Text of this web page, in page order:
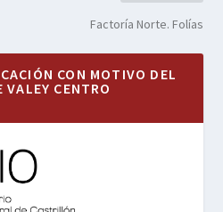
Factoría Norte. Folías
CON MOTIVO DEL
VALEY CENTRO